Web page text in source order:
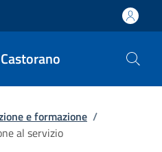
e formazione /
al servizio